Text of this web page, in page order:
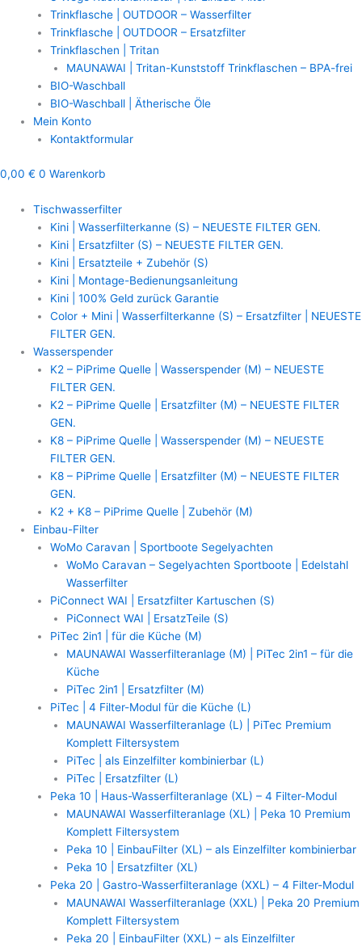
Trinkflasche | OUTDOOR – Wasserfilter
Trinkflasche | OUTDOOR – Ersatzfilter
Trinkflaschen | Tritan
MAUNAWAI | Tritan-Kunststoff Trinkflaschen – BPA-frei
BIO-Waschball
BIO-Waschball | Ätherische Öle
Mein Konto
Kontaktformular
0,00 € 0 Warenkorb
Tischwasserfilter
Kini | Wasserfilterkanne (S) – NEUESTE FILTER GEN.
Kini | Ersatzfilter (S) – NEUESTE FILTER GEN.
Kini | Ersatzteile + Zubehör (S)
Kini | Montage-Bedienungsanleitung
Kini | 100% Geld zurück Garantie
Color + Mini | Wasserfilterkanne (S) – Ersatzfilter | NEUESTE
FILTER GEN.
Wasserspender
K2 – PiPrime Quelle | Wasserspender (M) – NEUESTE
FILTER GEN.
K2 – PiPrime Quelle | Ersatzfilter (M) – NEUESTE FILTER
GEN.
K8 – PiPrime Quelle | Wasserspender (M) – NEUESTE
FILTER GEN.
K8 – PiPrime Quelle | Ersatzfilter (M) – NEUESTE FILTER
GEN.
K2 + K8 – PiPrime Quelle | Zubehör (M)
Einbau-Filter
WoMo Caravan | Sportboote Segelyachten
WoMo Caravan – Segelyachten Sportboote | Edelstahl
Wasserfilter
PiConnect WAI | Ersatzfilter Kartuschen (S)
PiConnect WAI | ErsatzTeile (S)
PiTec 2in1 | für die Küche (M)
MAUNAWAI Wasserfilteranlage (M) | PiTec 2in1 – für die
Küche
PiTec 2in1 | Ersatzfilter (M)
PiTec | 4 Filter-Modul für die Küche (L)
MAUNAWAI Wasserfilteranlage (L) | PiTec Premium
Komplett Filtersystem
PiTec | als Einzelfilter kombinierbar (L)
PiTec | Ersatzfilter (L)
Peka 10 | Haus-Wasserfilteranlage (XL) – 4 Filter-Modul
MAUNAWAI Wasserfilteranlage (XL) | Peka 10 Premium
Komplett Filtersystem
Peka 10 | EinbauFilter (XL) – als Einzelfilter kombinierbar
Peka 10 | Ersatzfilter (XL)
Peka 20 | Gastro-Wasserfilteranlage (XXL) – 4 Filter-Modul
MAUNAWAI Wasserfilteranlage (XXL) | Peka 20 Premium
Komplett Filtersystem
Peka 20 | EinbauFilter (XXL) – als Einzelfilter